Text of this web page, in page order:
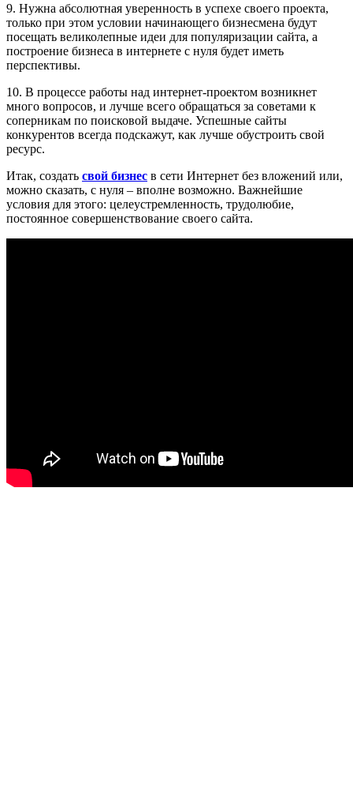
9. Нужна абсолютная уверенность в успехе своего проекта,
только при этом условии начинающего бизнесмена будут
посещать великолепные идеи для популяризации сайта, а
построение бизнеса в интернете с нуля будет иметь
перспективы.
10. В процессе работы над интернет-проектом возникнет
много вопросов, и лучше всего обращаться за советами к
соперникам по поисковой выдаче. Успешные сайты
конкурентов всегда подскажут, как лучше обустроить свой
ресурс.
Итак, создать свой бизнес в сети Интернет без вложений или,
можно сказать, с нуля – вполне возможно. Важнейшие
условия для этого: целеустремленность, трудолюбие,
постоянное совершенствование своего сайта.